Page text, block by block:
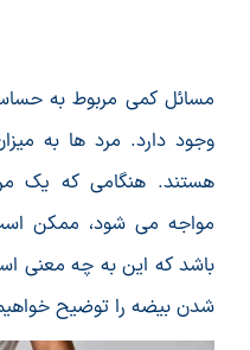
مسائل کمی مربوط به
وجود دارد. مرد ها به
هستند. هنگامی که یک
مواجه می شود، ممکن
باشد که این به چه معنی
شدن بیضه را توضیح